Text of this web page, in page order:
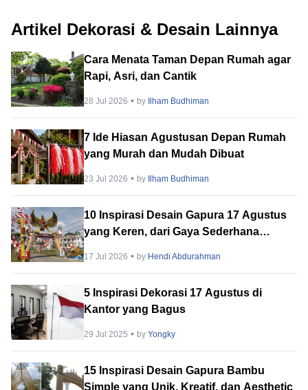
Artikel Dekorasi & Desain Lainnya
Cara Menata Taman Depan Rumah agar
Rapi, Asri, dan Cantik
28 Jul 2026 by Ilham Budhiman
7 Ide Hiasan Agustusan Depan Rumah
yang Murah dan Mudah Dibuat
23 Jul 2026 by Ilham Budhiman
10 Inspirasi Desain Gapura 17 Agustus
yang Keren, dari Gaya Sederhana
17 Jul 2026 by Hendi Abdurahman
5 Inspirasi Dekorasi 17 Agustus di
Kantor yang Bagus
29 Jul 2025 byYongky
15 Inspirasi Desain Gapura Bambu
Simple yang Unik, Kreatif, dan Aesthetic